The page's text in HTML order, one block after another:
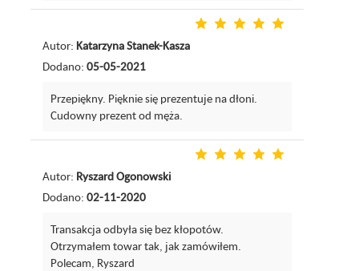
Autor: Katarzyna Stanek-Kasza
Dodano:05-05-2021
Przepiękny. Pięknie się prezentuje na dłoni.
Cudowny prezent od męża.
Autor: Ryszard Ogonowski
Dodano:02-11-2020
Transakcja odbyła się bez kłopotów.
Otrzymałem towar tak, jak zamówiłem.
Polecam, Ryszard